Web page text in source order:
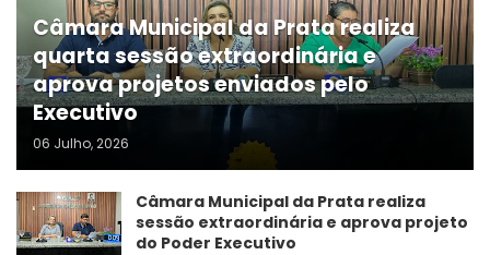
Câmara Municipal da Prata realiza
quarta sessão extraordinária e
aprova projetos enviados pelo
Executivo
06 Julho, 2026
Câmara Municipal da Prata realiza
sessão extraordinária e aprova projeto
do Poder Executivo